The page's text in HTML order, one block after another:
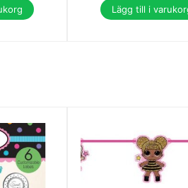
Lägg till i